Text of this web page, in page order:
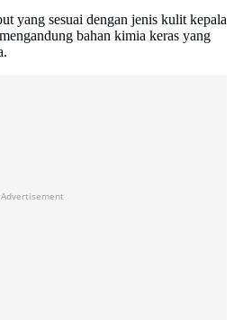
yang sesuai dengan jenis kulit kepala
bahan kimia keras yang
Advertisement